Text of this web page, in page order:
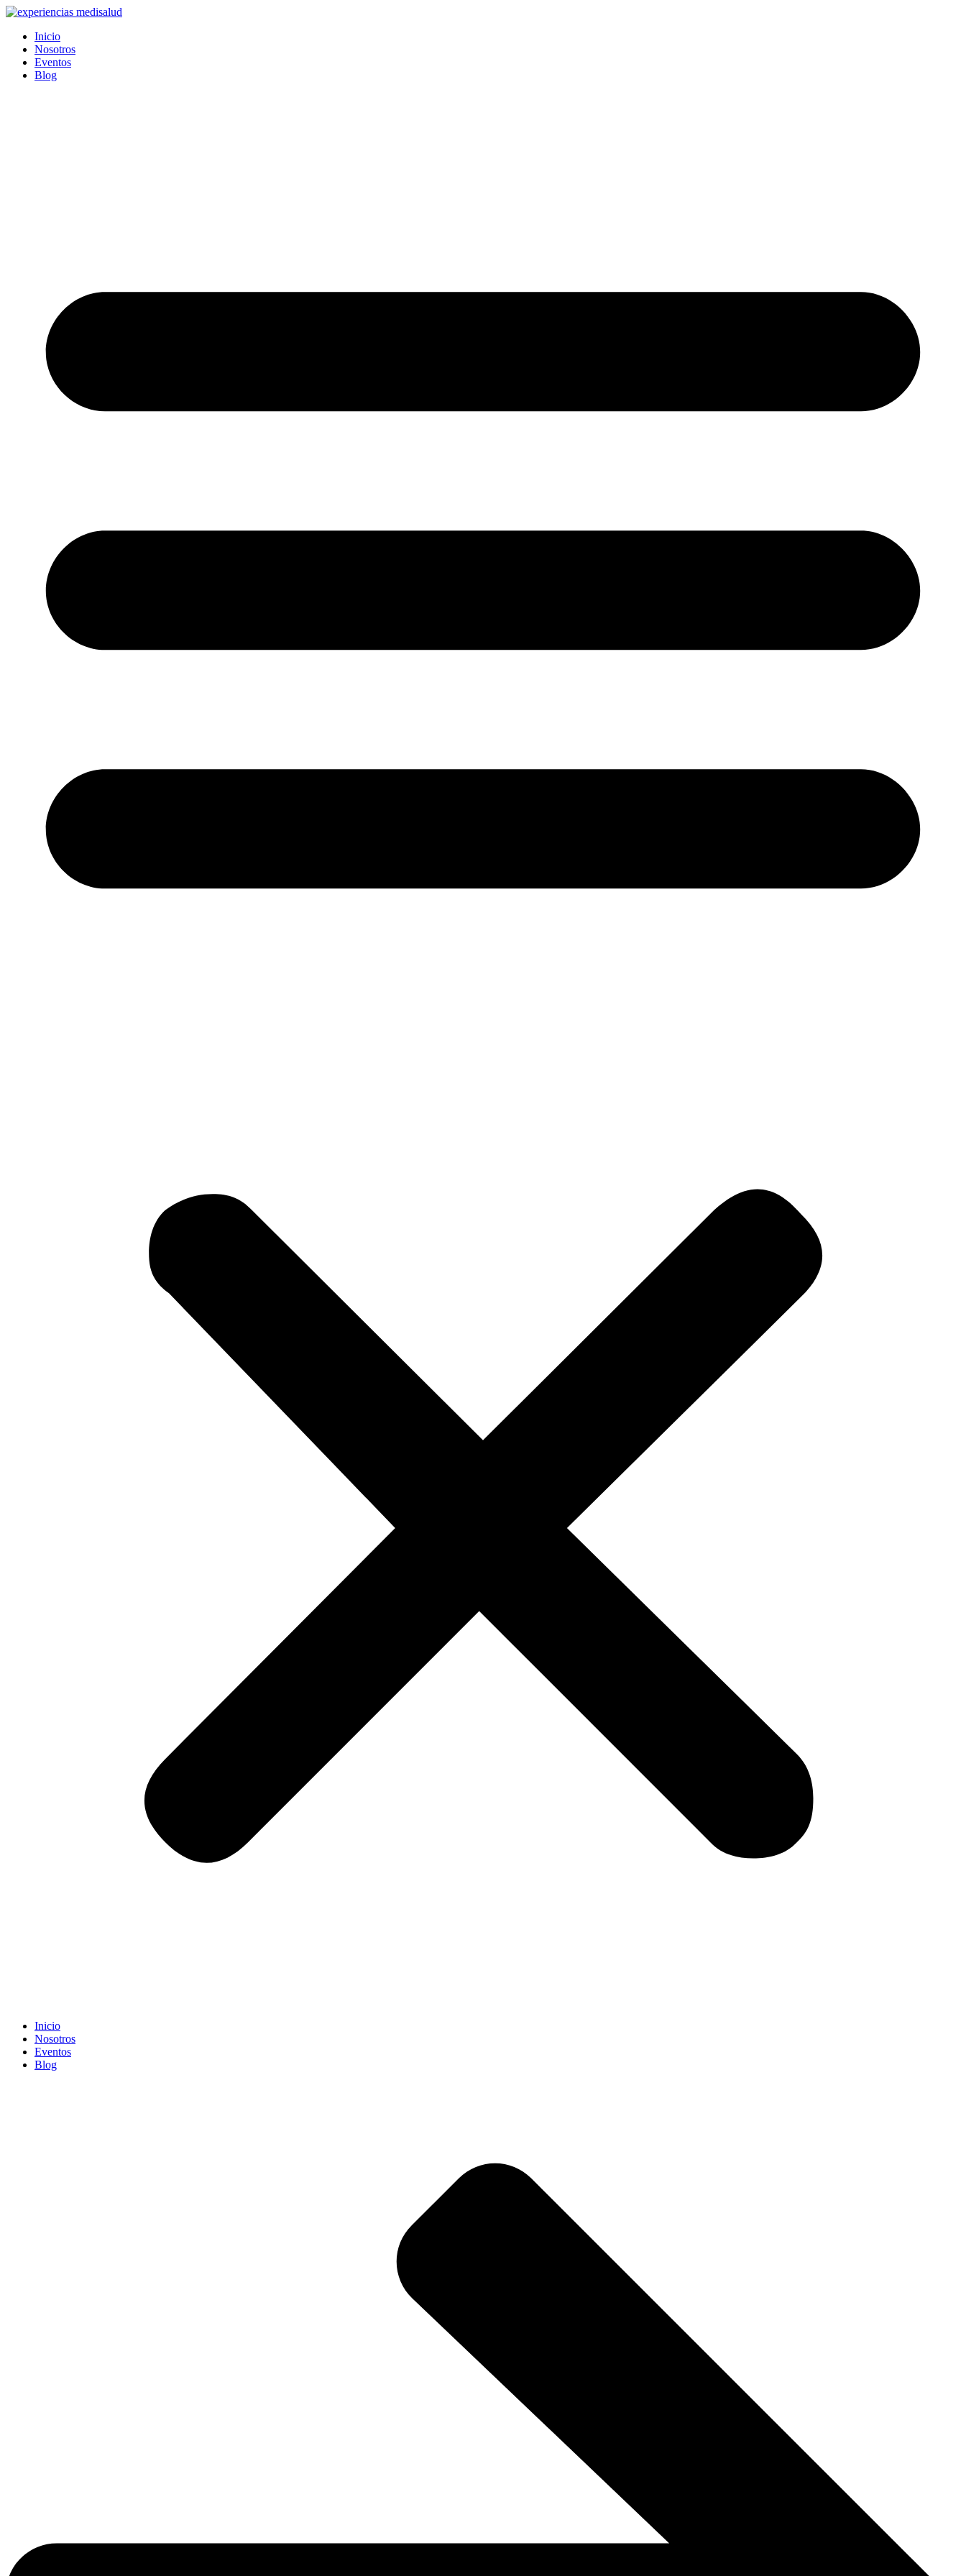
Ir
contenido
Inicio
Nosotros
Eventos
Blog
Inicio
Nosotros
Eventos
Blog